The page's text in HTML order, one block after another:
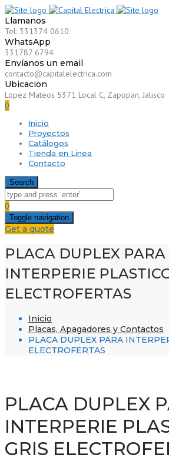
Llamanos
Tel: 331374 0610
WhatsApp
331787 6794
Envíanos un email
contacto@capitalelectrica.com
Ubicacion
Lopez Mateos 5371 Local C, Zapopan, Jalisco
0
Inicio
Proyectos
Catálogos
Tienda en Linea
Contacto
Search
0
Toggle navigation
Get a quote
PLACA DUPLEX PARA
INTERPERIE
ELECTROFERTAS
Inicio
Placas, Apagadores y Contactos
PLACA DUPLEX PARA
ELECTROFERTAS
PLACA DUPLEX
INTERPERIE
GRIS